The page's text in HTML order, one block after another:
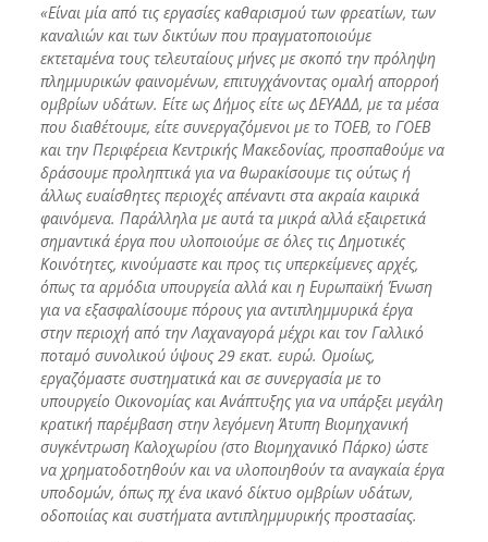
«Είναι μία από τις εργασίες καθαρισμού των φρεατίων, των
καναλιών και των δικτύων που πραγματοποιούμε
εκτεταμένα τους τελευταίους μήνες με σκοπό την πρόληψη
πλημμυρικών φαινομένων, επιτυγχάνοντας ομαλή απορροή
ομβρίων υδάτων. Είτε ως Δήμος είτε ως ΔΕΥΑΔΔ, με τα μέσα
που διαθέτουμε, είτε συνεργαζόμενοι με το ΤΟΕΒ, το ΓΟΕΒ
και την Περιφέρεια Κεντρικής Μακεδονίας, προσπαθούμε να
δράσουμε προληπτικά για να θωρακίσουμε τις ούτως ή
άλλως ευαίσθητες περιοχές απέναντι στα ακραία καιρικά
φαινόμενα. Παράλληλα με αυτά τα μικρά αλλά εξαιρετικά
σημαντικά έργα που υλοποιούμε σε όλες τις Δημοτικές
Κοινότητες, κινούμαστε και προς τις υπερκείμενες αρχές,
όπως τα αρμόδια υπουργεία αλλά και η Ευρωπαϊκή Ένωση
για να εξασφαλίσουμε πόρους για αντιπλημμυρικά έργα
στην περιοχή από την Λαχαναγορά μέχρι και τον Γαλλικό
ποταμό συνολικού ύψους 29 εκατ. ευρώ. Ομοίως,
εργαζόμαστε συστηματικά και σε συνεργασία με το
υπουργείο Οικονομίας και Ανάπτυξης για να υπάρξει μεγάλη
κρατική παρέμβαση στην λεγόμενη Άτυπη Βιομηχανική
συγκέντρωση Καλοχωρίου (στο Βιομηχανικό Πάρκο) ώστε
να χρηματοδοτηθούν και να υλοποιηθούν τα αναγκαία έργα
υποδομών, όπως πχ ένα ικανό δίκτυο ομβρίων υδάτων,
οδοποιίας και συστήματα αντιπλημμυρικής προστασίας.